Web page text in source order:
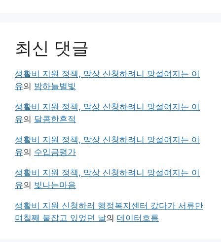
최신 댓글
생활비 지원 정책, 막상 신청하려니 망설여지는 이
유의 밤하늘별빛
생활비 지원 정책, 막상 신청하려니 망설여지는 이
유의 달콤한흔적
생활비 지원 정책, 막상 신청하려니 망설여지는 이
유의 수입금평가
생활비 지원 정책, 막상 신청하려니 망설여지는 이
유의 빛나는마음
생활비 지원 신청하러 행정복지센터 갔다가 서류만
며칠째 붙잡고 있었던 날의 데이터흐름